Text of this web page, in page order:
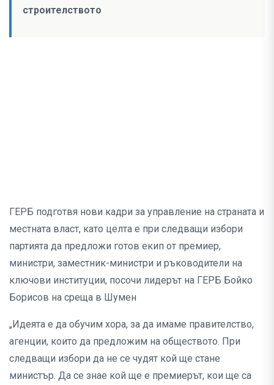
строителството
ГЕРБ подготвя нови кадри за управление на страната и
местната власт, като целта е при следващи избори
партията да предложи готов екип от премиер,
министри, заместник-министри и ръководители на
ключови институции, посочи лидерът на ГЕРБ Бойко
Борисов на среща в Шумен
„Идеята е да обучим хора, за да имаме правителство,
агенции, които да предложим на обществото. При
следващи избори да не се чудят кой ще стане
министър. Да се знае кой ще е премиерът, кои ще са